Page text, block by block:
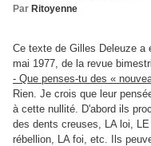
Par Ritoyenne
Ce texte de Gilles Deleuze a
mai 1977, de la revue
- Que penses-tu des «
Rien. Je crois que leur
à cette nullité. D'abord ils
des dents creuses, LA loi,
rébellion, LA foi, etc. Ils